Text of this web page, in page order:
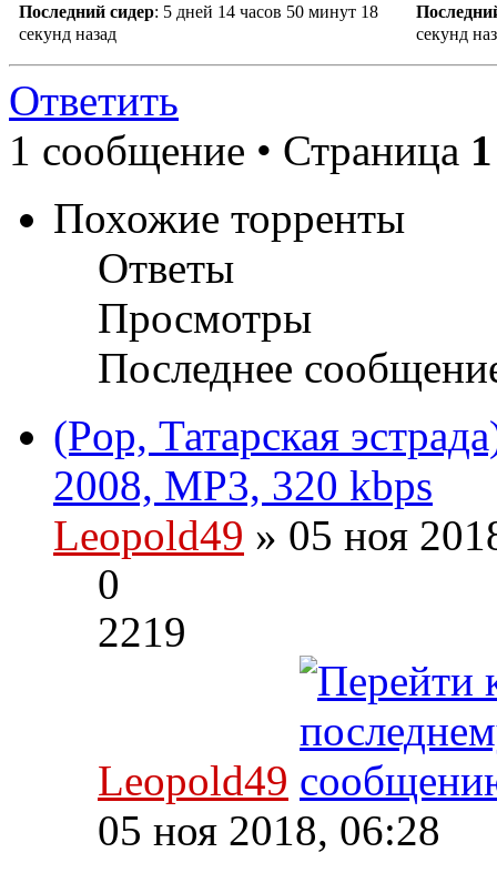
Последний сидер: 5 дней 14 часов 50 минут 18
секунд назад
секунд
Ответить
1 сообщение • Страница 1
Похожие торренты
Ответы
Просмотры
Последнее
(Pop, Татарская
2008, MP3, 320 kbps
Leopold49 » 05 ноя
0
2219
Leopold49
05 ноя 2018, 06:28